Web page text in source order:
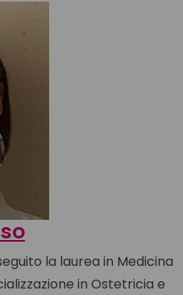
la laurea in Medicina
in Ostetricia e